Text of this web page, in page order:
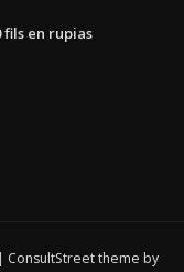
en rupias
ConsultStreet theme by